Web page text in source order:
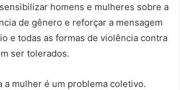
homens e mulheres sobre a
de gênero e reforçar a mensagem
e todas as formas de violência contra
ser tolerados.
a mulher é um problema coletivo.